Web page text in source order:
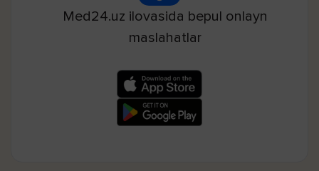
Med24.uz ilovasida bepul onlayn
maslahatlar